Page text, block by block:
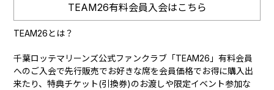
TEAM26有料会員入会はこちら
TEAM26とは？
千葉ロッテマリーンズ公式ファンクラブ「TEAM26」有料会員
へのご入会で先行販売でお好きな席を会員価格でお得に購入出
来たり、特典チケット(引換券)のお渡しや限定イベント参加な